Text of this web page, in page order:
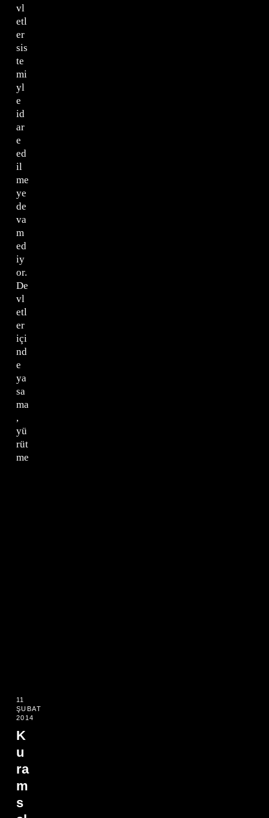
vl
etl
er
sis
te
mi
yl
e
id
ar
e
ed
il
me
ye
de
va
m
ed
iy
or.
De
vl
etl
er
içi
nd
e
ya
sa
ma
,
yü
rüt
me
11
ŞUBAT
2014
K
u
ra
m
s